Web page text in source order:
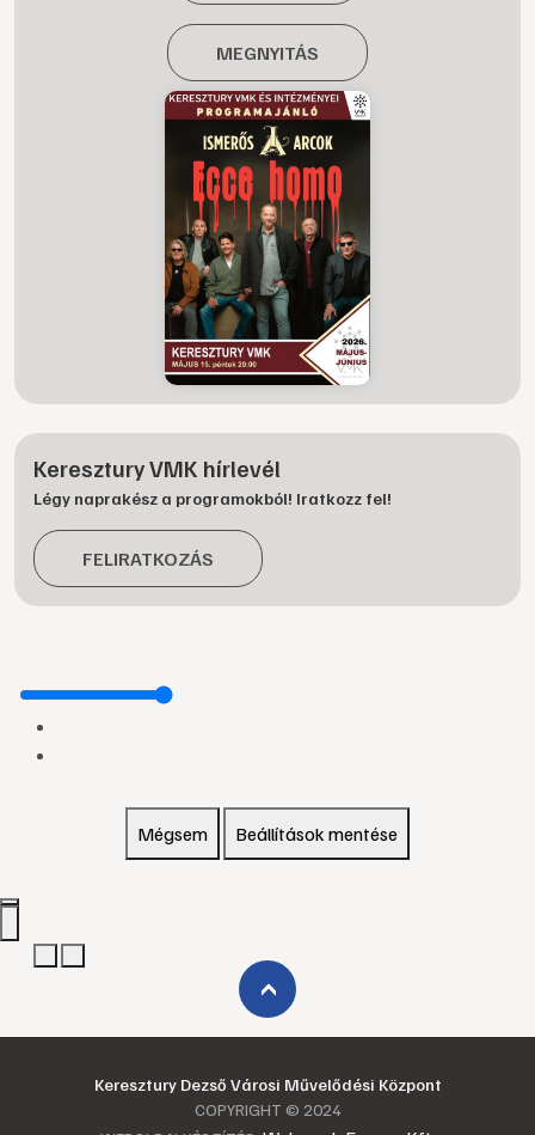
MEGNYITÁS
Keresztury VMK hírlevél
Légy naprakész a programokból! Iratkozz fel!
FELIRATKOZÁS
Mégsem Beállítások mentése
›
Keresztury Dezső Városi Művelődési Központ
COPYRIGHT © 2024